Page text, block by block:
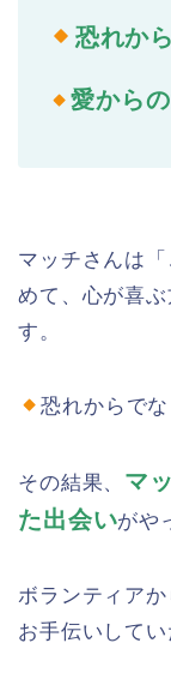
恐れか
愛から
マッチさんは
めて、心が喜
す。
恐れからで
その結果、 マ
た出会いがや
ボランティアか
お手伝いしてい